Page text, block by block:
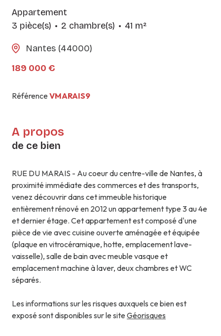
Appartement
3 pièce(s)
2 chambre(s) 41 m²
Nantes (44000)
189 000 €
Référence VMARAIS9
A propos
de ce bien
RUE DU MARAIS - Au coeur du centre-ville de Nantes, à
proximité immédiate des commerces et des transports,
venez découvrir dans cet immeuble historique
entièrement rénové en 2012 un appartement type 3 au 4e
et dernier étage. Cet appartement est composé d'une
pièce de vie avec cuisine ouverte aménagée et équipée
(plaque en vitrocéramique, hotte, emplacement lave-
vaisselle), salle de bain avec meuble vasque et
emplacement machine à laver, deux chambres et WC
séparés.
Les informations sur les risques auxquels ce bien est
exposé sont disponibles sur le site Géorisques